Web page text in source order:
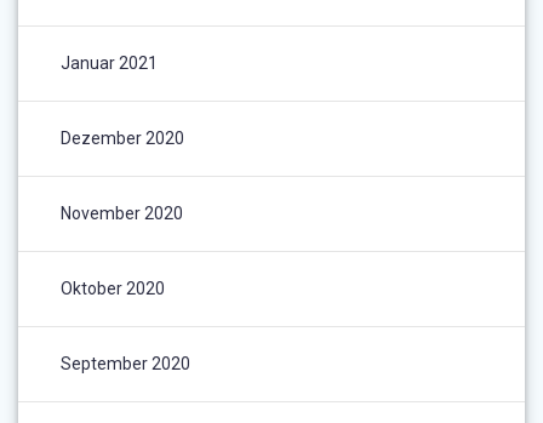
Januar 2021
Dezember 2020
November 2020
Oktober 2020
September 2020